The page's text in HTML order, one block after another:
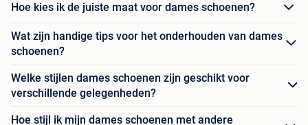
Hoe kies ik de juiste maat voor dames schoenen?
Wat zijn handige tips voor het onderhouden van dames
schoenen?
Welke stijlen dames schoenen zijn geschikt voor
verschillende gelegenheden?
Hoe stijl ik mijn dames schoenen met andere